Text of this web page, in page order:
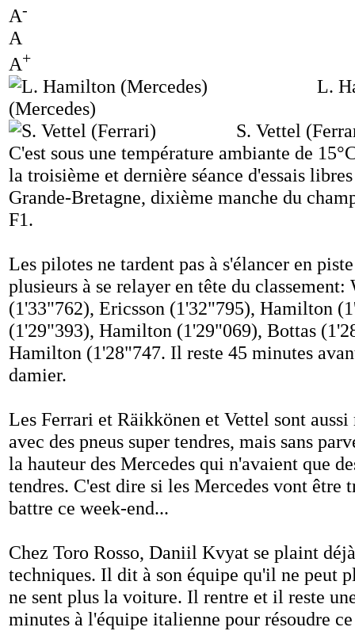
A-
A
A+
L.
(Mercedes)
S. Vettel
C'est sous une température ambiante de
la troisième et dernière séance d'essais
Grande-Bretagne, dixième manche du
F1.
Les pilotes ne tardent pas à s'élancer en
plusieurs à se relayer en tête du classement:
(1'33"762), Ericsson (1'32"795), Hamilton
(1'29"393), Hamilton (1'29"069), Bottas
Hamilton (1'28"747. Il reste 45 minutes
damier.
Les Ferrari et Räikkönen et Vettel sont aussi
avec des pneus super tendres, mais sans
la hauteur des Mercedes qui n'avaient que
tendres. C'est dire si les Mercedes vont être
battre ce week-end...
Chez Toro Rosso, Daniil Kvyat se plaint
techniques. Il dit à son équipe qu'il ne peut
ne sent plus la voiture. Il rentre et il reste
minutes à l'équipe italienne pour résoudre